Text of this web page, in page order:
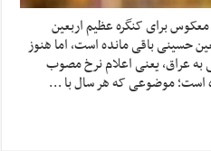
برای کنگره عظیم اربعین
و تنها ۲۲ روز تا اربعین حسینی باقی مانده است، اما هنوز
به عراق، یعنی اعلام نرخ مصوب
است؛ موضوعی که هر سال با …